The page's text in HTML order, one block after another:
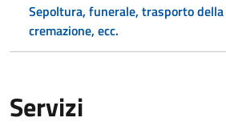
Sepoltura, funerale, trasporto della
cremazione, ecc.
Servizi